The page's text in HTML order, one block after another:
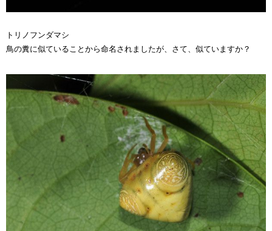
トリノフンダマシ
鳥の糞に似ていることから命名されましたが、さて、似ていますか？